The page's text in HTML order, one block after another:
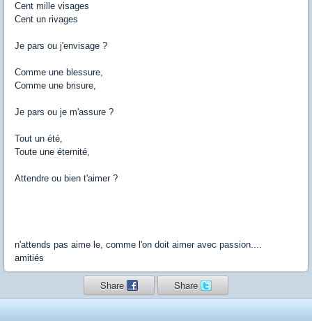
Cent mille visages
Cent un rivages
Je pars ou j'envisage ?
Comme une blessure,
Comme une brisure,
Je pars ou je m'assure ?
Tout un été,
Toute une éternité,
Attendre ou bien t'aimer ?
n'attends pas aime le, comme l'on doit aimer avec passion....
amitiés
Share Share